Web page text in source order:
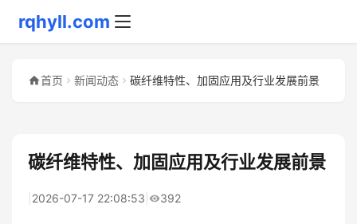
rqhyll.com
首页 新闻动态 碳纤维特性、加固应用及行业发展前景
碳纤维特性、加固应用及行业发展前景
2026-07-17 22:08:53 392